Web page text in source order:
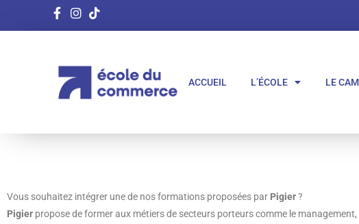
ACCUEIL L’ÉCOLE LE
Vous souhaitez intégrer une de nos formations proposées par Pigier?
Pigier propose de former aux métiers de secteurs porteurs comme le management